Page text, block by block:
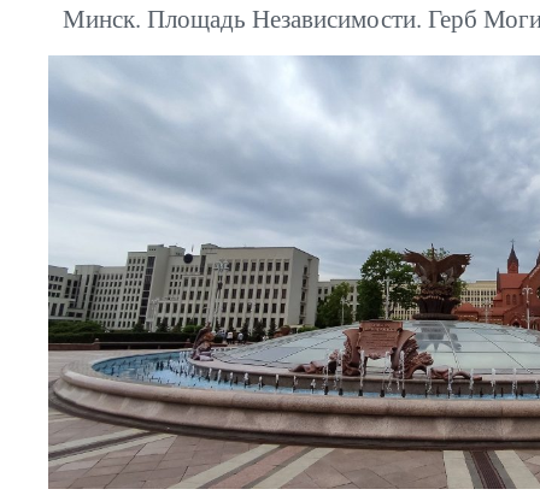
Минск. Площадь Независимости. Герб